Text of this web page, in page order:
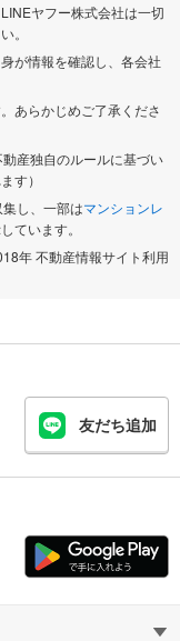
ヤフー株式会社は一切
。
が情報を確認し、各会社
あらかじめご了承くださ
産独自のルールに基づい
す）
し、一部はマンションレ
ています。
年 不動産情報サイト利用
友だち追加